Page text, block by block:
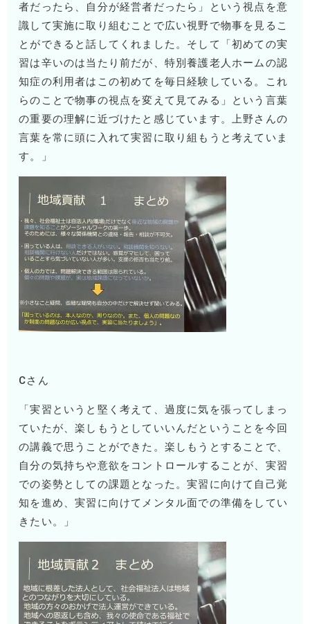
者だったら、自分が経営者だったら」という視点を意
識して実施に取り組むことで広い視野で物事を見るこ
とができると話してくれました。そして「初めての実
習は辛いのは当たり前だが、特別養護老人ホームの認
知症の利用者はこの初めてを毎日経験している。これ
らのことで物事の視点を変えて見てみる」という言葉
の重要の理解に近づけたと感じています。上野さんの
言葉を常に頭に入れて実習に取り組もうと考えていま
す。」
Cさん
「実習というと堅く考えて、過度に気を張ってしまっ
ていたが、楽しもうとしていいんだということを今回
の講義で思うことができた。楽しもうとすることで、
自分の気持ちや意欲をコントロールすることが、実習
での姿勢としての課題となった。実習に向けて自己覚
知を進め、実習に向けてメンタル面での準備をしてい
きたい。」